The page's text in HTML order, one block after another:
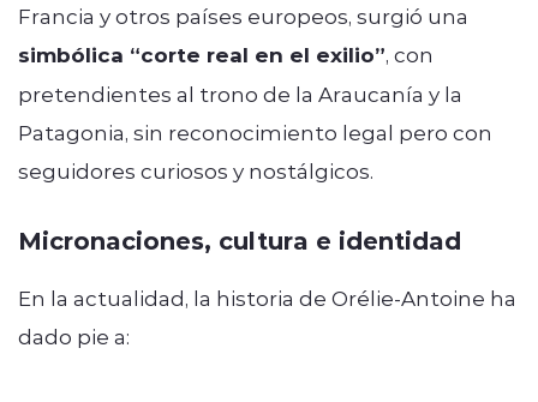
Francia y otros países europeos, surgió una
simbólica “corte real en el exilio”, con
pretendientes al trono de la Araucanía y la
Patagonia, sin reconocimiento legal pero con
seguidores curiosos y nostálgicos.
Micronaciones, cultura e identidad
En la actualidad, la historia de Orélie-Antoine ha
dado pie a: